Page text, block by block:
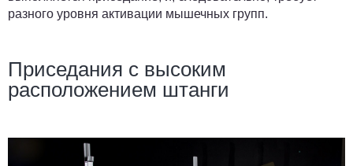
разного уровня активации мышечных групп.
Приседания с высоким
расположением штанги